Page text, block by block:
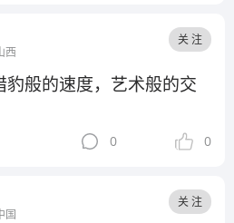
西
关 注
般的速度，艺术般的交
0 0
国
关 注